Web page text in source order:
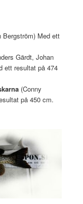
Med ett
Gärdt, Johan
ett resultat på 474
(Conny
på 450 cm.